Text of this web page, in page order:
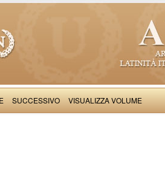
SUCCESSIVO VISUALIZZA VOLUME